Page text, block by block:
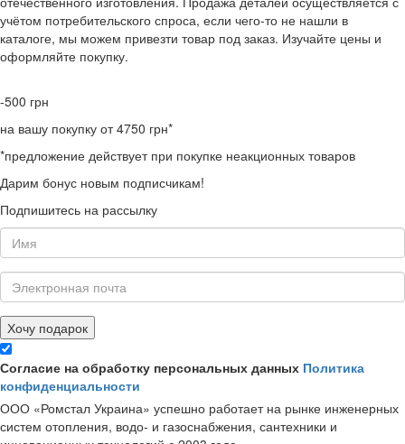
учётом потребительского спроса, если чего-то не нашли в
каталоге, мы можем привезти товар под заказ. Изучайте цены и
оформляйте покупку.
-500 грн
на вашу покупку от 4750 грн*
*предложение действует при покупке неакционных товаров
Дарим бонус новым подписчикам!
Подпишитесь на рассылку
Хочу подарок
Согласие на обработку персональных данных Политика
конфиденциальности
ООО «Ромстал Украина» успешно работает на рынке инженерных
систем отопления, водо- и газоснабжения, сантехники и